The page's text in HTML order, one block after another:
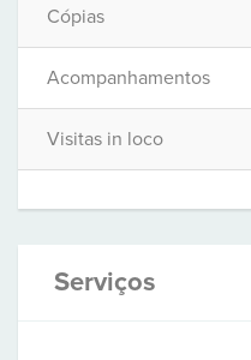
Cópias
Acompanhamentos
Visitas in loco
Serviços